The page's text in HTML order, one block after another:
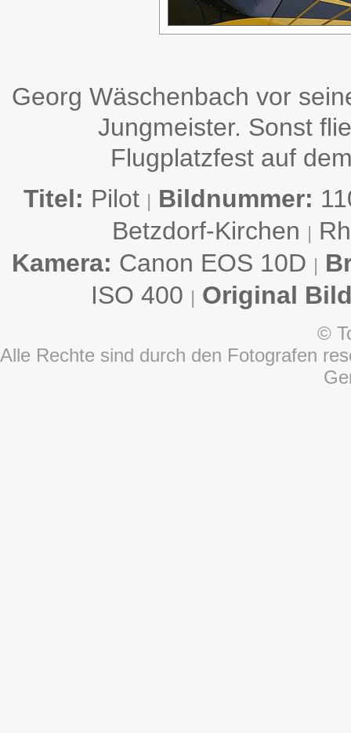
Georg Wäschenbach vor
Jungmeister. Sonst
Flugplatzfest auf
Titel: Pilot | Bildnummer:
Betzdorf-Kirchen |
Kamera: Canon EOS 10D |
ISO 400 | Original
©
Alle Rechte sind durch den Fotografen